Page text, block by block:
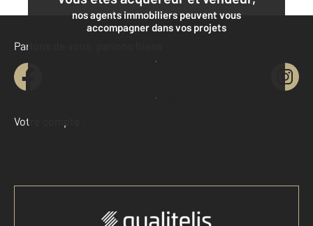
nos agents immobiliers peuvent vous
accompagner dans vos projets
Contacter l'agence
Demander une estimation
Parlons de vous, parlons biens
Votre compte :
Accéder à mon compte